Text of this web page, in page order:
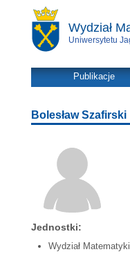
Wydział
Uniwersytetu
Publikacje
Bolesław Szafirski
Jednostki:
Wydział